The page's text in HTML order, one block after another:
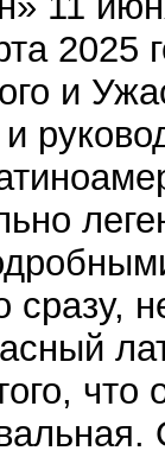
2025
и
сразу,
что